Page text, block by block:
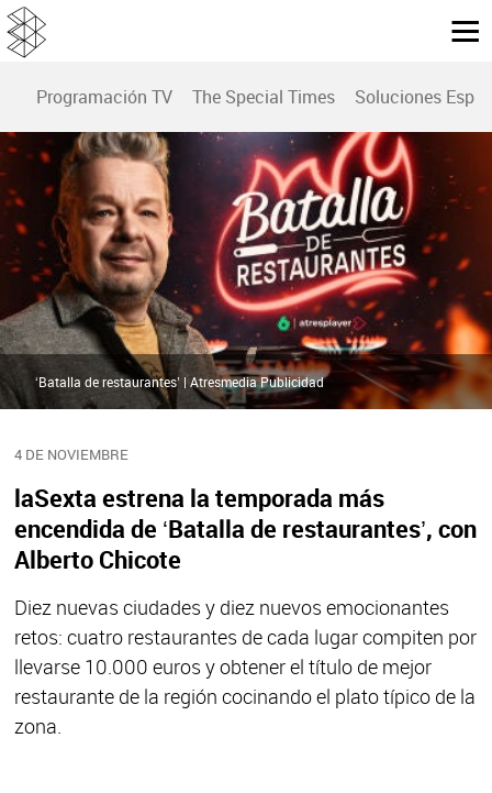
Programación TV The Special Times Soluciones
4 DE NOVIEMBRE
laSexta estrena la temporada más
encendida de ‘Batalla de restaurantes’, con
Alberto Chicote
Diez nuevas ciudades y diez nuevos emocionantes
retos: cuatro restaurantes de cada lugar compiten por
llevarse 10.000 euros y obtener el título de mejor
restaurante de la región cocinando el plato típico de la
zona.
‘Batalla de restaurantes’ | Atresmedia Publicidad